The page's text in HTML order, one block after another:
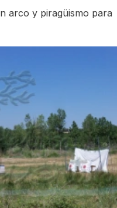
arco y piragüismo para